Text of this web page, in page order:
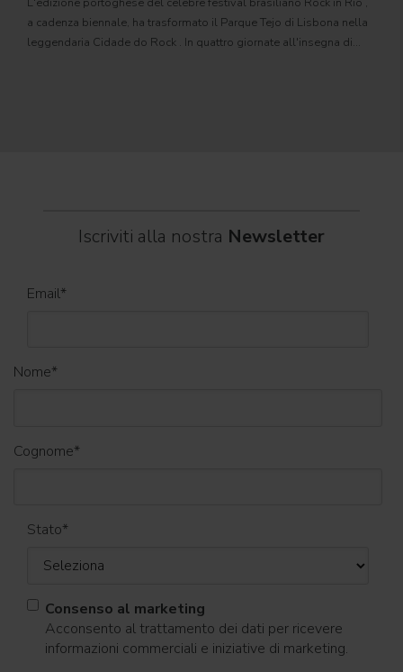
a cadenza biennale, ha trasformato il Parque Tejo di Lisbona nella
leggendaria Cidade do Rock . In quattro giornate all'insegna di
Iscriviti alla nostra Newsletter
Email*
Nome*
Cognome*
Stato*
Consenso al marketing
Acconsento al trattamento dei dati per ricevere
informazioni commerciali e iniziative di marketing.